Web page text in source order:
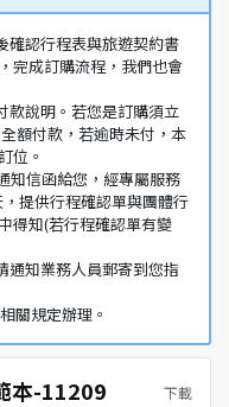
確認行程表與旅遊契約書
完成訂購流程，我們也會
款說明。若您是訂購須立
額付款，若逾時未付，本
位。
知信函給您，經專屬服務
提供行程確認單與團體行
得知(若行程確認單有變
通知業務人員郵寄到您指
關規定辦理。
本-11209 下載